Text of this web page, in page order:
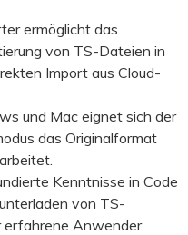
ermöglicht das
von TS-Dateien in
Import aus Cloud-
und Mac eignet sich der
das Originalformat
Kenntnisse in Code
von TS-
erfahrene Anwender